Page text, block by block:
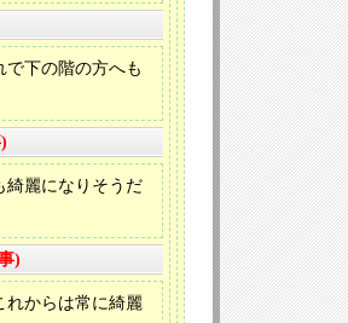
下の階の方へも
綺麗になりそうだ
)
れからは常に綺麗